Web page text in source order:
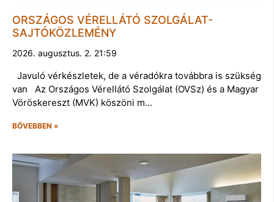
ORSZÁGOS VÉRELLÁTÓ SZOLGÁLAT-
SAJTÓKÖZLEMÉNY
2026. augusztus. 2. 21:59
Javuló vérkészletek, de a véradókra továbbra is szükség
van Az Országos Vérellátó Szolgálat (OVSz) és a Magyar
Vöröskereszt (MVK) köszöni m…
BŐVEBBEN »